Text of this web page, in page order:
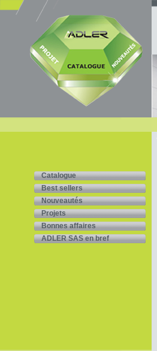
Catalogue
Best sellers
Nouveautés
Projets
Bonnes affaires
ADLER SAS en bref